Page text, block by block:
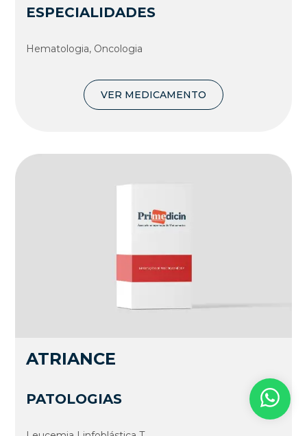
ESPECIALIDADES
Hematologia, Oncologia
VER MEDICAMENTO
ATRIANCE
PATOLOGIAS